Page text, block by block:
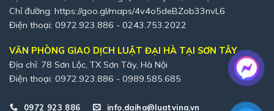
Chỉ đường: https://goo.gl/maps/4v4o5deBZob33nvL6
Điện thoại: 0972.923.886 - 0243.753.2022
VĂN PHÒNG GIAO DỊCH LUẬT ĐẠI HÀ TẠI SƠN TÂY
Địa chỉ: 78 Sơn Lộc, TX Sơn Tây, Hà Nội
Điện thoại: 0972.923.886 - 0989.585.685
0972 923 886 info.daiha@luatvina.vn